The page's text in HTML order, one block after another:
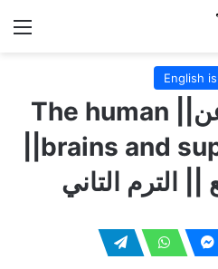
English
تقرير انجليزي عن|| The human
الترم التاني